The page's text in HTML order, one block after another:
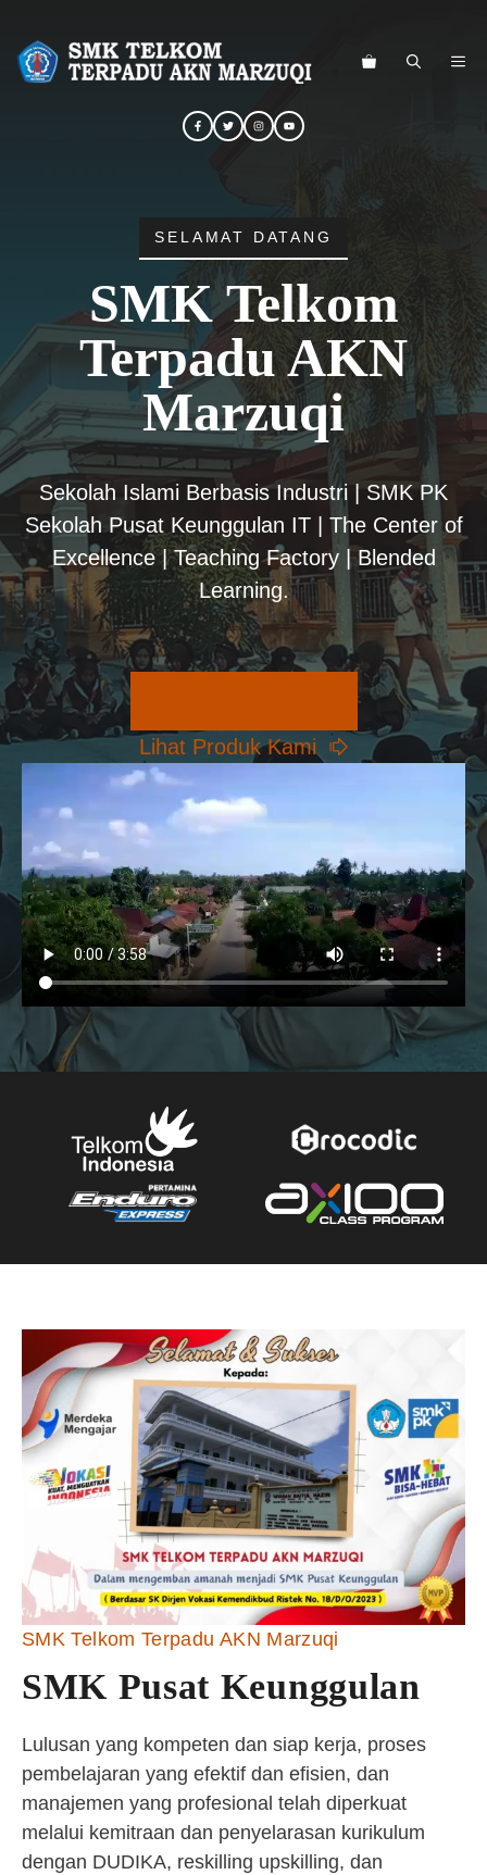
SELAMAT DATANG
SMK Telkom
Terpadu AKN
Marzuqi
Sekolah Islami Berbasis Industri | SMK PK
Sekolah Pusat Keunggulan IT | The Center of
Excellence | Teaching Factory | Blended
Learning.
Lihat Produk Kami
SMK Telkom Terpadu AKN Marzuqi
SMK Pusat Keunggulan
Lulusan yang kompeten dan siap kerja, proses
pembelajaran yang efektif dan efisien, dan
manajemen yang profesional telah diperkuat
melalui kemitraan dan penyelarasan kurikulum
dengan DUDIKA, reskilling upskilling, dan